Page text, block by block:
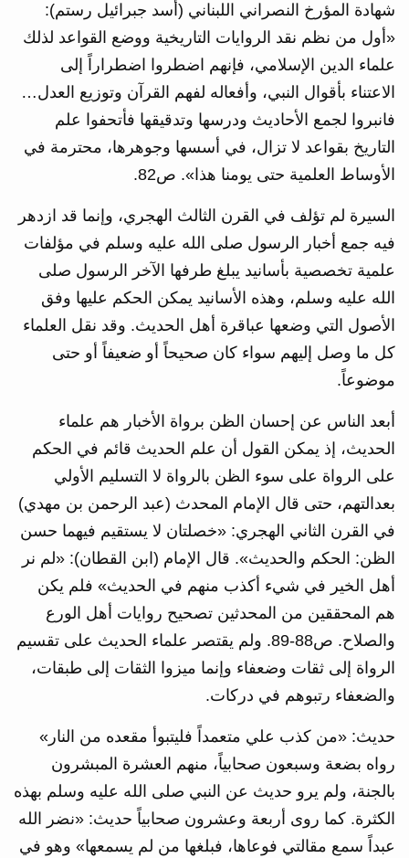
شهادة المؤرخ النصراني اللبناني (أسد جبرائيل رستم):
«أول من نظم نقد الروايات التاريخية ووضع القواعد لذلك
علماء الدين الإسلامي، فإنهم اضطروا اضطراراً إلى
الاعتناء بأقوال النبي، وأفعاله لفهم القرآن وتوزيع العدل…
فانبروا لجمع الأحاديث ودرسها وتدقيقها فأتحفوا علم
التاريخ بقواعد لا تزال، في أسسها وجوهرها، محترمة في
الأوساط العلمية حتى يومنا هذا». ص82.
السيرة لم تؤلف في القرن الثالث الهجري، وإنما قد ازدهر
فيه جمع أخبار الرسول صلى الله عليه وسلم في مؤلفات
علمية تخصصية بأسانيد يبلغ طرفها الآخر الرسول صلى
الله عليه وسلم، وهذه الأسانيد يمكن الحكم عليها وفق
الأصول التي وضعها عباقرة أهل الحديث. وقد نقل العلماء
كل ما وصل إليهم سواء كان صحيحاً أو ضعيفاً أو حتى
موضوعاً.
‏أبعد الناس عن إحسان الظن برواة الأخبار هم علماء
الحديث، ‏إذ يمكن القول أن علم الحديث قائم في الحكم
على الرواة على سوء الظن بالرواة لا التسليم الأولي
بعدالتهم، حتى قال الإمام المحدث (عبد الرحمن بن مهدي)
في القرن الثاني الهجري: «خصلتان لا يستقيم فيهما حسن
الظن: الحكم والحديث». قال الإمام (ابن القطان): «لم نر
أهل الخير في شيء أكذب منهم في الحديث» فلم يكن
هم المحققين من المحدثين تصحيح روايات أهل الورع
والصلاح. ص88-89. ولم يقتصر علماء الحديث على تقسيم
الرواة إلى ثقات وضعفاء وإنما ميزوا الثقات إلى طبقات،
والضعفاء رتبوهم في دركات.
حديث: «من كذب علي متعمداً فليتبوأ مقعده من النار»
رواه بضعة وسبعون صحابياً، منهم العشرة المبشرون
بالجنة، ولم يرو حديث عن النبي صلى الله عليه وسلم بهذه
الكثرة. كما روى أربعة وعشرون صحابياً حديث: «نضر الله
عبداً سمع مقالتي فوعاها، فبلغها من لم يسمعها» وهو في